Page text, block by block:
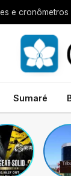
e cronômetros
Sumaré